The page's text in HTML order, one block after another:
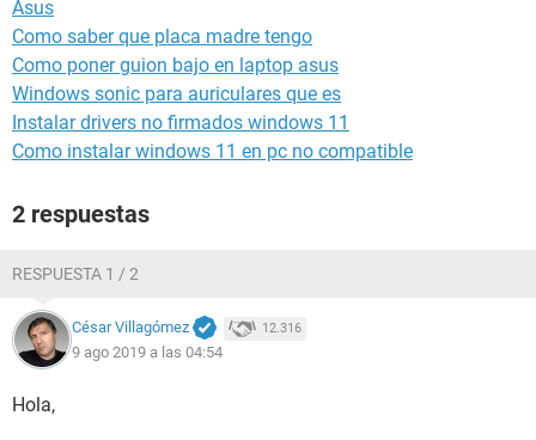
Asus
Como saber que placa madre tengo
Como poner guion bajo en laptop asus
Windows sonic para auriculares que es
Instalar drivers no firmados windows 11
Como instalar windows 11 en pc no compatible
2 respuestas
RESPUESTA 1 / 2
César Villagómez 12.316
9 ago 2019 a las 04:54
Hola,